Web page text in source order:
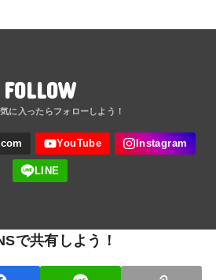
FOLLOW
で共有しよう！